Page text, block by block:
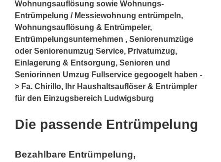
Wohnungsauflösung sowie Wohnungs-
Entrümpelung / Messiewohnung entrümpeln,
Wohnungsauflösung & Entrümpeler,
Entrümpelungsunternehmen , Seniorenumzüge
oder Seniorenumzug Service, Privatumzug,
Einlagerung & Entsorgung, Senioren und
Seniorinnen Umzug Fullservice gegoogelt haben -
> Fa. Chirillo, Ihr Haushaltsauflöser & Entrümpler
für den Einzugsbereich Ludwigsburg
Die passende Entrümpelung
Bezahlbare Entrümpelung,